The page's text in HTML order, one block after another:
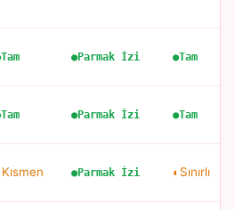
Tam Parmak İzi Tam
Tam Parmak İzi Tam
Kısmen Parmak İzi Sınırlı